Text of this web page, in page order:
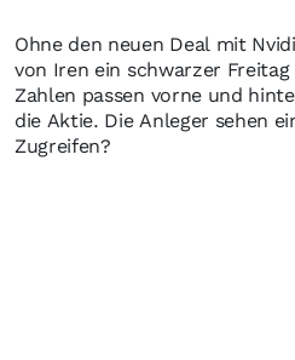
Ohne den neuen Deal mit
von Iren ein schwarzer
Zahlen passen vorne und
die Aktie. Die Anleger sehen
Zugreifen?